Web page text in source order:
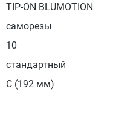
TIP-ON BLUMOTION
саморезы
10
стандартный
С (192 мм)